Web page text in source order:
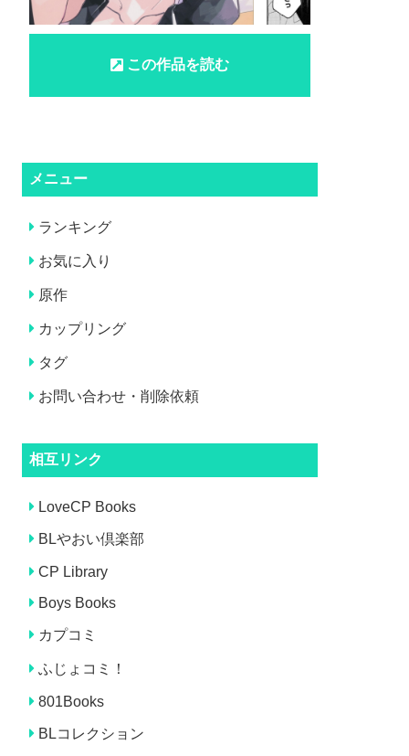
この作品を読む
メニュー
ランキング
お気に入り
原作
カップリング
タグ
お問い合わせ・削除依頼
相互リンク
LoveCP Books
BLやおい倶楽部
CP Library
Boys Books
カプコミ
ふじょコミ！
801Books
BLコレクション